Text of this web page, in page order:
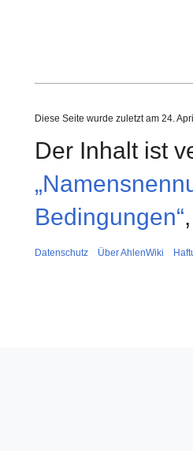
Diese Seite wurde zuletzt am 24.
Der Inhalt ist
Bedingungen“
Datenschutz Über AhlenWiki